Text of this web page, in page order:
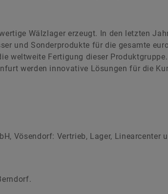
Wälzlager erzeugt. In den letzten
und Sonderprodukte für die gesamte
weltweite Fertigung dieser
werden innovative Lösungen für die
Vösendorf: Vertrieb, Lager, Linearcenter